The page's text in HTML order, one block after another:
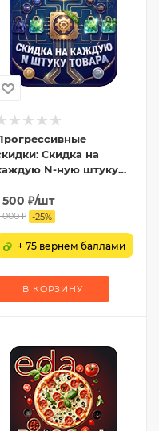
Скидка на
N-ную штуку
500 ₽/шт
000₽ -25%
+ 75 вернем баллами
В КОРЗИНУ